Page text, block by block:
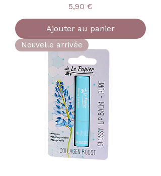
Prix
5,90 €
Ajouter au panier
Nouvelle arrivée